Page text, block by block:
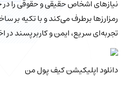
نیازهای اشخاص حقیقی و حقوقی را در
رمزارزها برطرف می‌کند و با تکیه بر
تجربه‌ای سریع، ایمن و کاربرپسند در
دانلود اپلیکیشن کیف‌ پول من